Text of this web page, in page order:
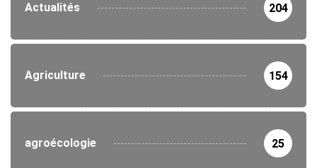
Actualités 204
Agriculture 154
agroécologie 25